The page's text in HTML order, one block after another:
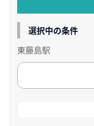
選択中の条件
東藤島駅